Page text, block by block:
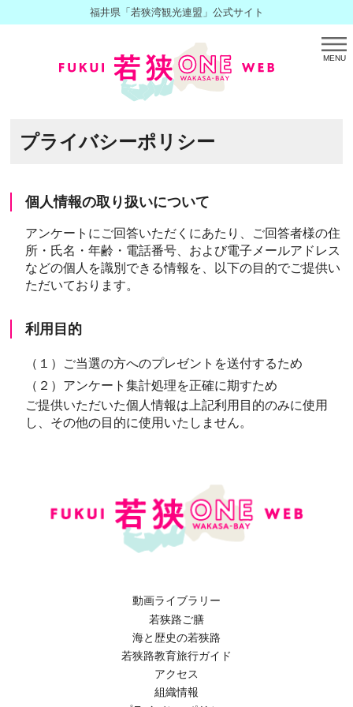
福井県「若狭湾観光連盟」公式サイト
MENU
プライバシーポリシー
個人情報の取り扱いについて
アンケートにご回答いただくにあたり、ご回答者様の住
所・氏名・年齢・電話番号、および電子メールアドレス
などの個人を識別できる情報を、以下の目的でご提供い
ただいております。
利用目的
（１）ご当選の方へのプレゼントを送付するため
（２）アンケート集計処理を正確に期すため
ご提供いただいた個人情報は上記利用目的のみに使用
し、その他の目的に使用いたしません。
動画ライブラリー
若狭路ご膳
海と歴史の若狭路
若狭路教育旅行ガイド
アクセス
組織情報